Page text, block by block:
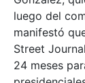
luego del
manifestó
Street
24 meses